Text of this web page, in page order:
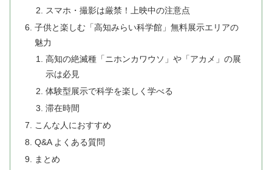
スマホ・撮影は厳禁！上映中の注意点
子供と楽しむ「高知みらい科学館」無料展示エリアの
魅力
高知の絶滅種「ニホンカワウソ」や「アカメ」の展
示は必見
体験型展示で科学を楽しく学べる
滞在時間
こんな人におすすめ
Q&A よくある質問
まとめ